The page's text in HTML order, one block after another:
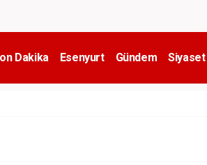
Dakika Esenyurt Gündem Siyaset